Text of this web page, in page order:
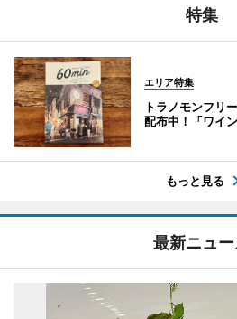
特集
エリア特集
トラノモンフリ
配布中！「ワイ
もっと見る
最新ニュー